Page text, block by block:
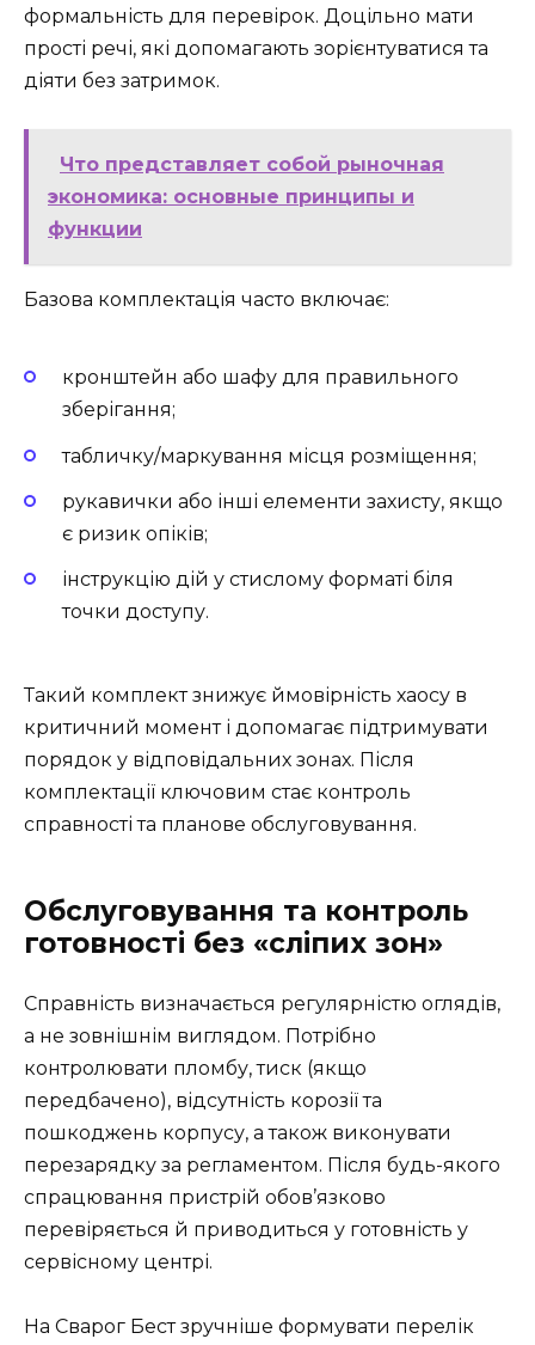
формальність для перевірок. Доцільно мати
прості речі, які допомагають зорієнтуватися та
діяти без затримок.
Что представляет собой рыночная
экономика: основные принципы и
функции
Базова комплектація часто включає:
кронштейн або шафу для правильного
зберігання;
табличку/маркування місця розміщення;
рукавички або інші елементи захисту, якщо
є ризик опіків;
інструкцію дій у стислому форматі біля
точки доступу.
Такий комплект знижує ймовірність хаосу в
критичний момент і допомагає підтримувати
порядок у відповідальних зонах. Після
комплектації ключовим стає контроль
справності та планове обслуговування.
Обслуговування та контроль
готовності без «сліпих зон»
Справність визначається регулярністю оглядів,
а не зовнішнім виглядом. Потрібно
контролювати пломбу, тиск (якщо
передбачено), відсутність корозії та
пошкоджень корпусу, а також виконувати
перезарядку за регламентом. Після будь-якого
спрацювання пристрій обов’язково
перевіряється й приводиться у готовність у
сервісному центрі.
На Сварог Бест зручніше формувати перелік